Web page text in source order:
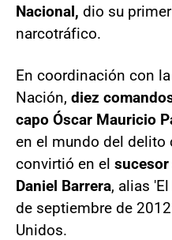
Nacional, dio su
narcotráfico.
En coordinación con
Nación, diez
capo Óscar Mauricio
en el mundo del delito
convirtió en el
Daniel Barrera, alias
de septiembre de
Unidos.